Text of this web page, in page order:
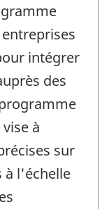
intégrer
des
à
sur
à l'échelle